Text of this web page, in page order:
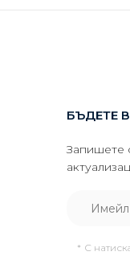
БЪДЕТЕ
Запишете
* С